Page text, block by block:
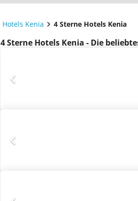
Hotels Kenia 4 Sterne Hotels Kenia
4 Sterne Hotels Kenia - Die